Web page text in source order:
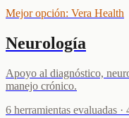
Mejor opción: Vera Health
Neurología
Apoyo al diagnóstico,
manejo crónico.
6 herramientas evaluadas ·